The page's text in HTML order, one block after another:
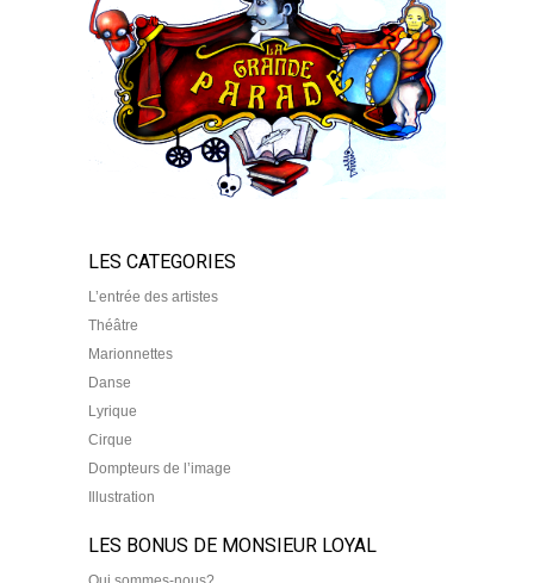
LES CATEGORIES
L’entrée des artistes
Théâtre
Marionnettes
Danse
Lyrique
Cirque
Dompteurs de l’image
Illustration
LES BONUS DE MONSIEUR LOYAL